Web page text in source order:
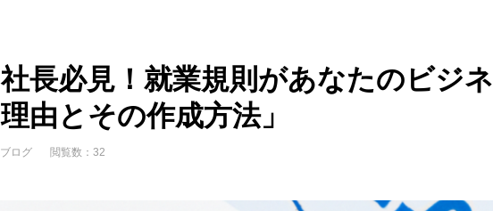
社長必見！就業規則があなたのビジネ
由とその作成方法」
ログ 閲覧数：32